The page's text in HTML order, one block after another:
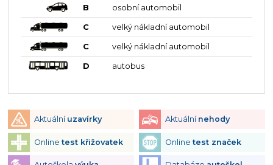
B osobní automobil
C velký nákladní automobil
C velký nákladní automobil
D autobus
Aktuální uzavírky Aktuální nehody
Onlinetest křižovatek Onlinetest značek